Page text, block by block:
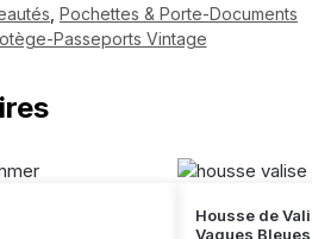
Pochettes & Porte-Documents
Passeports Vintage
Housse de
Vagues Bleues